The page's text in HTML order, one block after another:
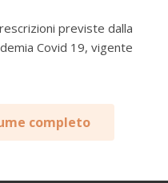
previste dalla
Covid 19, vigente
completo